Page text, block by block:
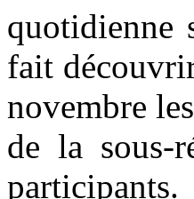
quotidienne
fait
novembre
de la sous-
participants.